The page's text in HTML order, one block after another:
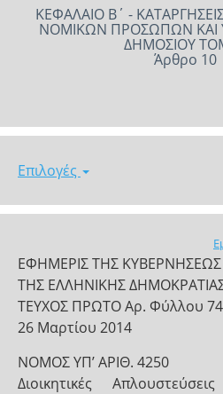
ΚΕΦΑΛΑΙΟ Β΄ -
ΝΟΜΙΚΩΝ ΠΡΟΣΩΠΩΝ ΚΑΙ
ΔΗΜΟΣΙΟΥ
Άρθρο 10
Επιλογές
ΕΦΗΜΕΡΙΣ ΤΗΣ ΚΥΒΕΡΝΗΣΕΩΣ
ΤΗΣ ΕΛΛΗΝΙΚΗΣ
ΤΕΥΧΟΣ ΠΡΩΤΟ Αρ. Φύλλου 74
26 Μαρτίου 2014
NOMOΣ ΥΠ’ ΑΡΙΘ. 4250
Διοικητικές